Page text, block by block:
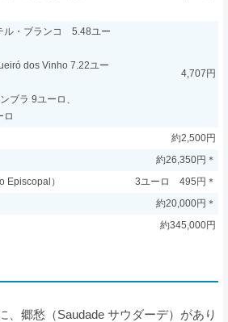
ル・ブランコ 5.48ユー
dos Vinho 7.22ユー
ブラ 9ユーロ、
ロ
4,707円
約2,500円
約26,350円＊
Episcopal）
3ユーロ 495円＊
約20,000円＊
約345,000円
、郷愁（Saudade サウダーデ）があり